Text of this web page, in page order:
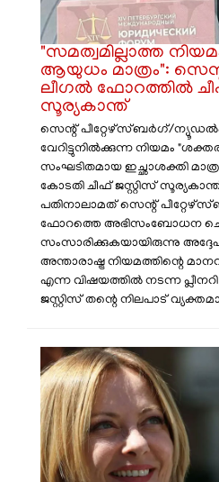
​"സമത്വമില്ലാത്ത
ആയുധം മാത്രം":
ലീഗൽ ഫോറത്തിൽ
സൂര്യകാന്ത്
​സെന്റ് പീറ്റേഴ്‌സ്ബർഗ്/
വേറിട്ടുനിൽക്കുന്ന നിയമം
സംഘടിതമായ ഇച്ഛാശക്തി
കോടതി ചീഫ് ജസ്റ്റിസ്
പതിനാലാമത് സെന്റ്
ഫോറത്തെ അഭിസംബോധന
സംസാരിക്കുകയായിരുന്നു
അന്താരാഷ്ട്ര നിയമത്തിന്റെ
എന്ന വിഷയത്തിൽ നടന്ന
ജസ്റ്റിസ് തന്റെ നിലപാട്